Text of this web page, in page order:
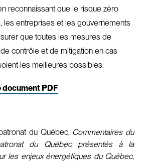
reconnaissant que le risque zéro
les entreprises et les gouvernements
que toutes les mesures de
contrôle et de mitigation en cas
les meilleures possibles.
document PDF
du Québec, Commentaires du
du Québec présentés à la
les enjeux énergétiques du Québec,